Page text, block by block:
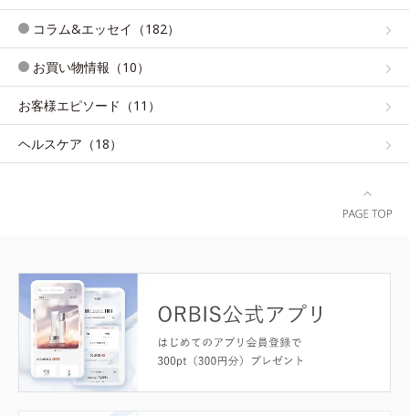
コラム&エッセイ（182）
お買い物情報（10）
お客様エピソード（11）
ヘルスケア（18）